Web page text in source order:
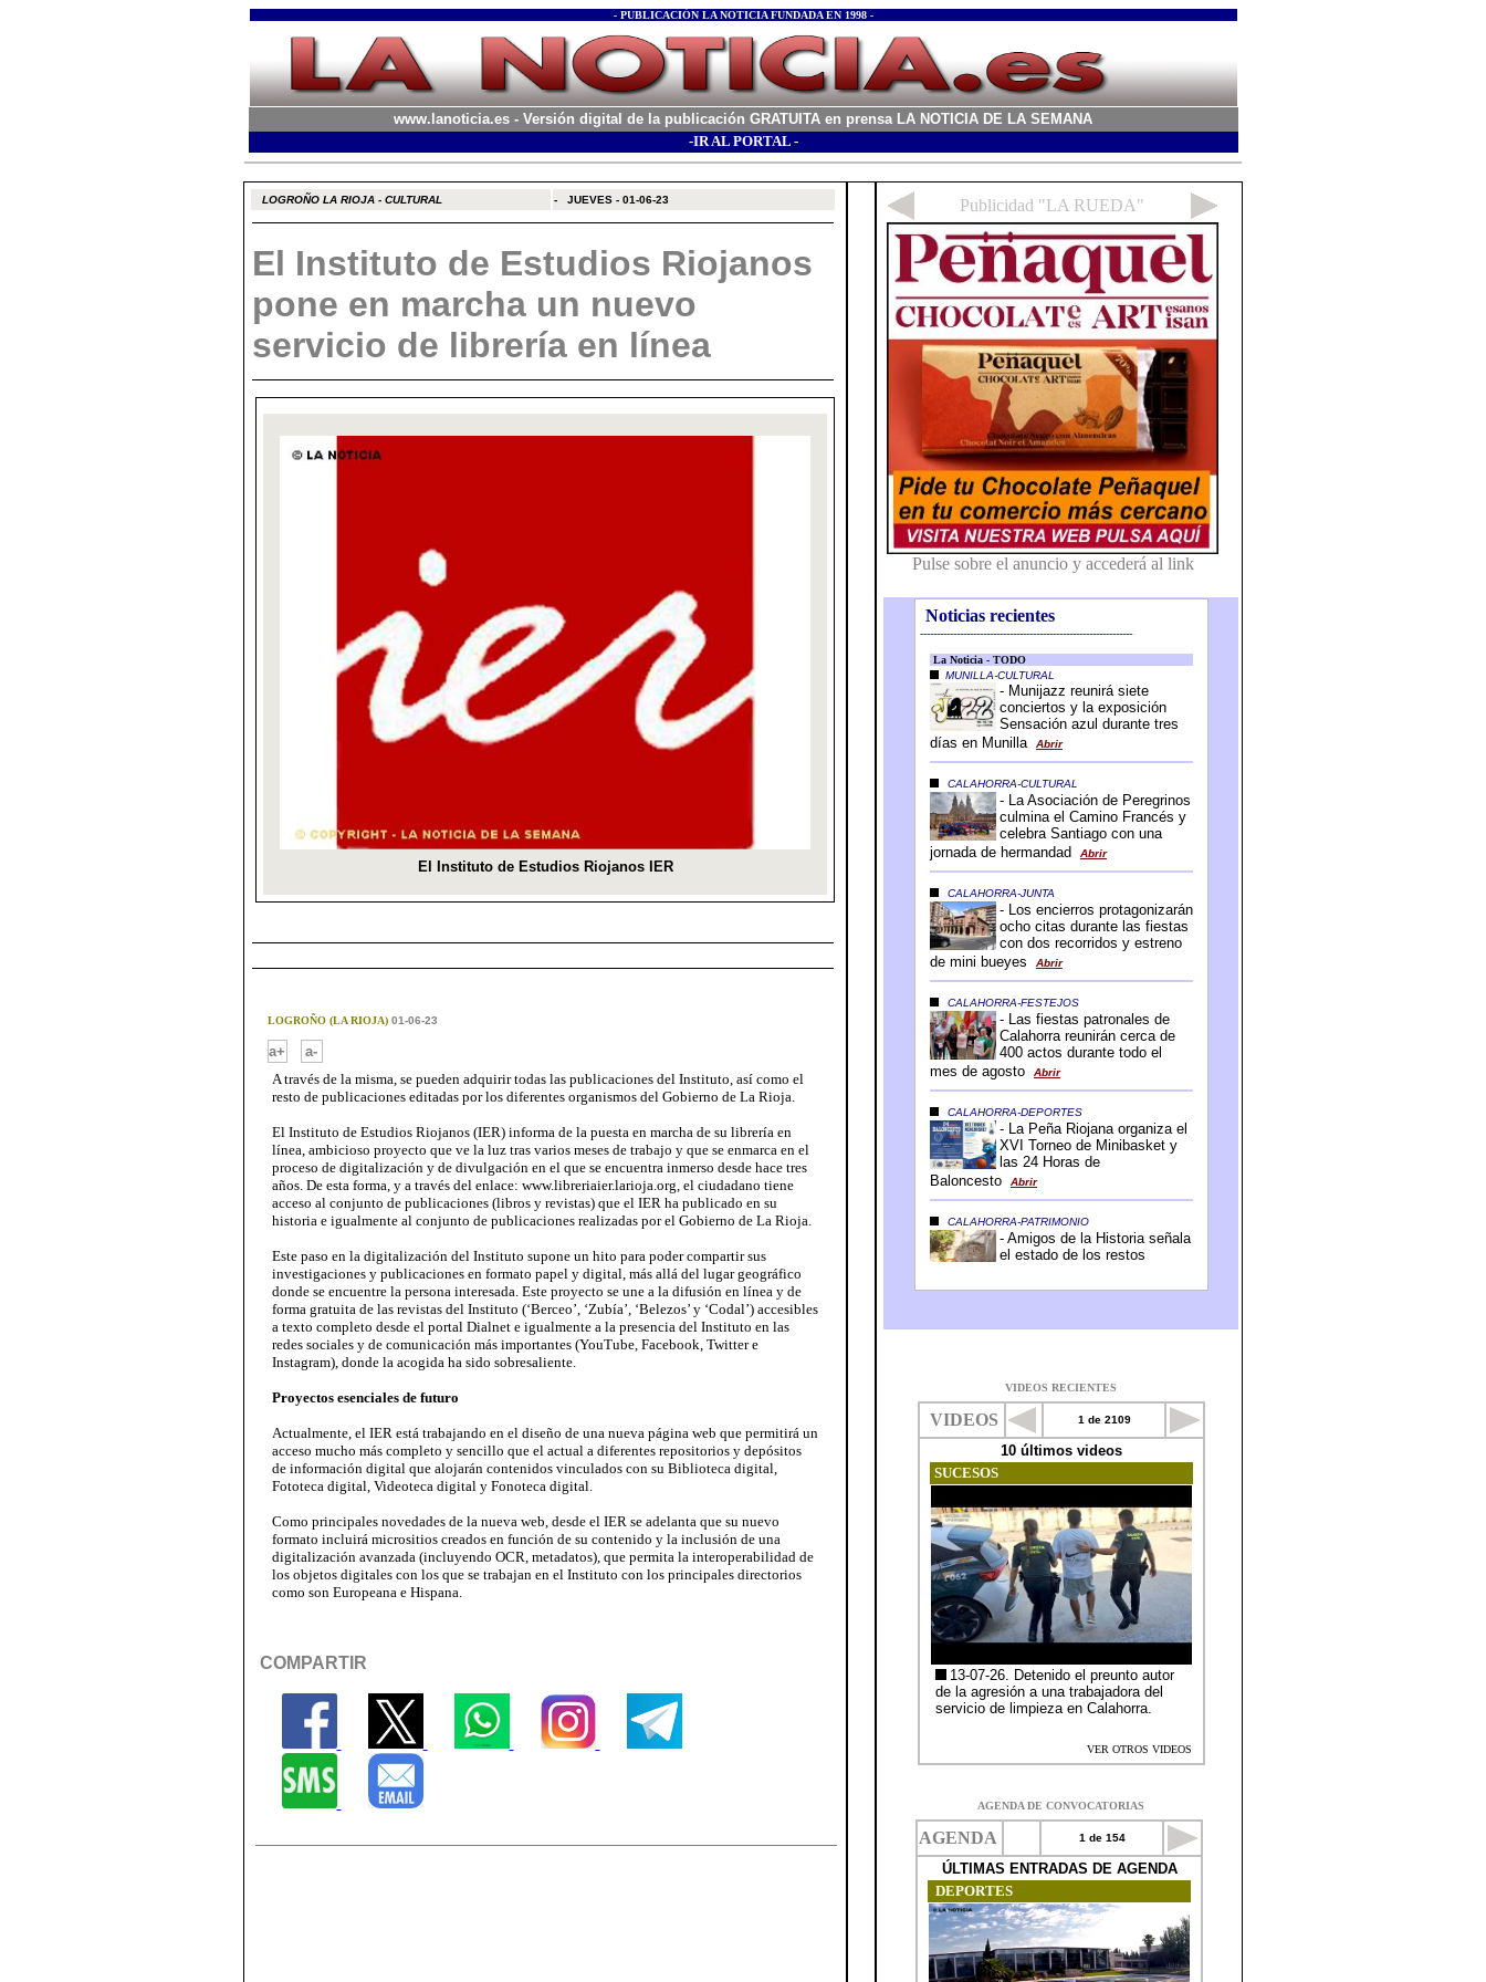
- PUBLICACIÓN LA NOTICIA FUNDADA EN 1998 -
www.lanoticia.es - Versión digital de la publicación GRATUITA en prensa LA NOTICIA DE LA SEMANA
-IR AL PORTAL -
LOGROÑO LA RIOJA - CULTURAL - JUEVES - 01-06-23
El Instituto de Estudios Riojanos
pone en marcha un nuevo
servicio de librería en línea
LOGROÑO (LA RIOJA)01-06-23
a+
a-
A través de la misma, se pueden adquirir todas las publicaciones del Instituto, así como el
resto de publicaciones editadas por los diferentes organismos del Gobierno de La Rioja.
El Instituto de Estudios Riojanos (IER) informa de la puesta en marcha de su librería en
línea, ambicioso proyecto que ve la luz tras varios meses de trabajo y que se enmarca en el
proceso de digitalización y de divulgación en el que se encuentra inmerso desde hace tres
años. De esta forma, y a través del enlace: www.libreriaier.larioja.org, el ciudadano tiene
acceso al conjunto de publicaciones (libros y revistas) que el IER ha publicado en su
historia e igualmente al conjunto de publicaciones realizadas por el Gobierno de La Rioja.
Este paso en la digitalización del Instituto supone un hito para poder compartir sus
investigaciones y publicaciones en formato papel y digital, más allá del lugar geográfico
donde se encuentre la persona interesada. Este proyecto se une a la difusión en línea y de
forma gratuita de las revistas del Instituto (‘Berceo’, ‘Zubía’, ‘Belezos’ y ‘Codal’) accesibles
a texto completo desde el portal Dialnet e igualmente a la presencia del Instituto en las
redes sociales y de comunicación más importantes (YouTube, Facebook, Twitter e
Instagram), donde la acogida ha sido sobresaliente.
Proyectos esenciales de futuro
Actualmente, el IER está trabajando en el diseño de una nueva página web que permitirá un
acceso mucho más completo y sencillo que el actual a diferentes repositorios y depósitos
de información digital que alojarán contenidos vinculados con su Biblioteca digital,
Fototeca digital, Videoteca digital y Fonoteca digital.
Como principales novedades de la nueva web, desde el IER se adelanta que su nuevo
formato incluirá micrositios creados en función de su contenido y la inclusión de una
digitalización avanzada (incluyendo OCR, metadatos), que permita la interoperabilidad de
los objetos digitales con los que se trabajan en el Instituto con los principales directorios
como son Europeana e Hispana.
COMPARTIR
Noticias recientes
-----------------------------------------------------------------
VIDEOS RECIENTES
AGENDA DE CONVOCATORIAS